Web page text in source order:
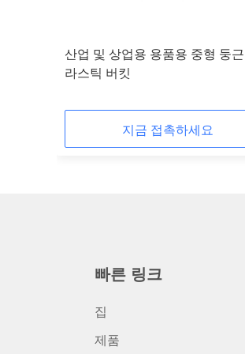
산업 및 상업용 용품용 중형 둥
라스틱 버킷
지금 접촉하세요
빠른 링크
집
제품